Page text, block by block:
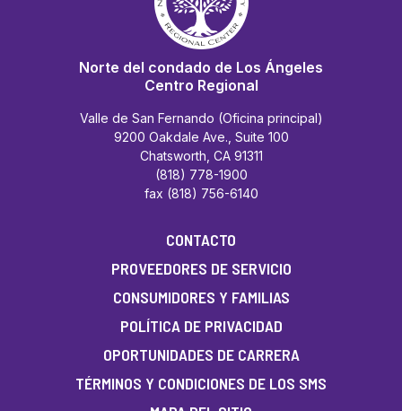
Norte del condado de Los Ángeles
Centro Regional
Valle de San Fernando (Oficina principal)
9200 Oakdale Ave., Suite 100
Chatsworth, CA 91311
(818) 778-1900
fax (818) 756-6140
CONTACTO
PROVEEDORES DE SERVICIO
CONSUMIDORES Y FAMILIAS
POLÍTICA DE PRIVACIDAD
OPORTUNIDADES DE CARRERA
TÉRMINOS Y CONDICIONES DE LOS SMS